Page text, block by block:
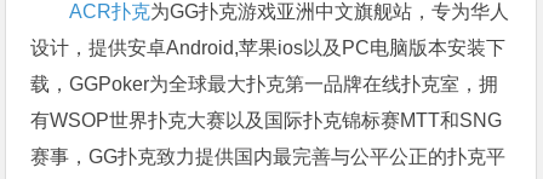
ACR扑克为GG扑克游戏亚洲中文旗舰站，专为华人
设计，提供安卓Android,苹果ios以及PC电脑版本安装下
载，GGPoker为全球最大扑克第一品牌在线扑克室，拥
有WSOP世界扑克大赛以及国际扑克锦标赛MTT和SNG
赛事，GG扑克致力提供国内最完善与公平公正的扑克平